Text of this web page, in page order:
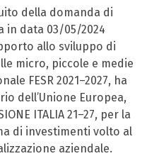
della domanda di
in data 03/05/2024
allo sviluppo di
micro, piccole e medie
FESR 2021–2027, ha
dell’Unione Europea,
ITALIA 21–27, per la
di investimenti volto al
aziendale.